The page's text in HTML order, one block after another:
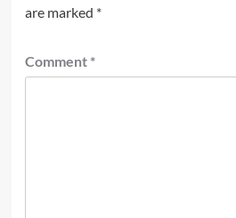
are marked *
Comment *